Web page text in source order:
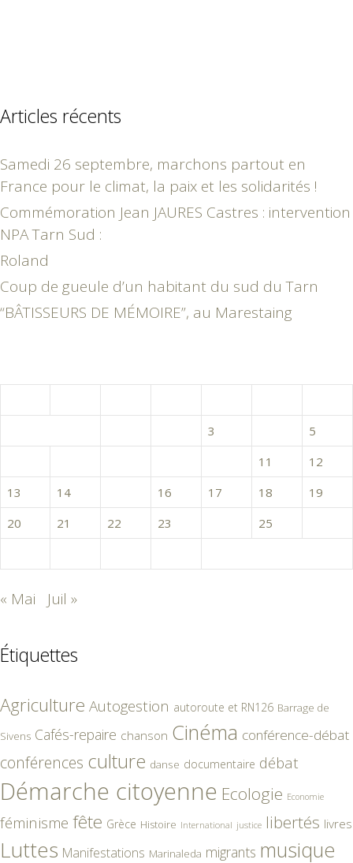
Articles récents
Samedi 26 septembre, marchons partout en
France pour le climat, la paix et les solidarités !
Commémoration Jean JAURES Castres : intervention
NPA Tarn Sud :
Roland
Coup de gueule d’un habitant du sud du Tarn
“BÂTISSEURS DE MÉMOIRE”, au Marestaing
3
5
11
12
13
14 16 17 18
19
20
21 22 23 25
« Mai Juil »
Étiquettes
Agriculture Autogestion autoroute et RN126 Barrage de
Sivens Cafés-repaire chanson Cinéma conférence-débat
conférences culture danse documentaire débat
Démarche citoyenne Ecologie Economie
féminisme fête Grèce Histoire International justice libertés livres
Luttes Manifestations Marinaleda migrants musique